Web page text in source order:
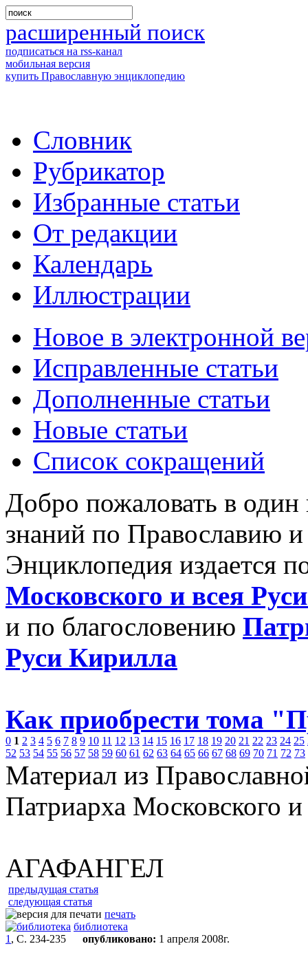
расширенный поиск
подписаться на rss-канал
мобильная версия
купить Православную энциклопедию
Словник
Рубрикатор
Избранные статьи
От редакции
Календарь
Иллюстрации
Новое в электронной
Исправленные статьи
Дополненные статьи
Новые статьи
Список сокращений
Добро пожаловать в
знаний по Православию
Энциклопедия издается
Московского и всея
и по благословению
Руси Кирилла
Как приобрести тома
0 1 2 3 4 5 6 7 8 9 10 11 12 13 14 15 16 17 18 19 20 21 22 23 24 25
52 53 54 55 56 57 58 59 60 61 62 63 64 65 66 67 68 69 70 71 72 73
Материал из
Патриарха Московского
АГАФАНГЕЛ
предыдущая статья
следующая статья
печать
библиотека
1 , С. 234-235 опубликовано: 1 апреля 2008г.